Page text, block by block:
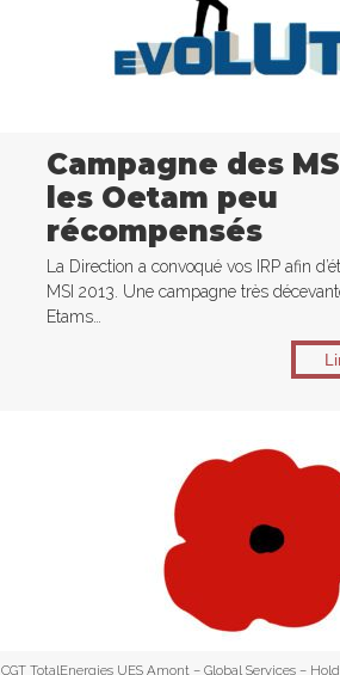
Campagne des
les Oetam peu
récompensés
La Direction a convoqué vos IRP afin
MSI 2013. Une campagne très
Etams…
CGT TotalEnergies UES Amont – Global Services –